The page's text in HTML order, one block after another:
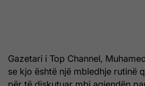
Gazetari i Top Channel,
se kjo është një mbledhje rutinë